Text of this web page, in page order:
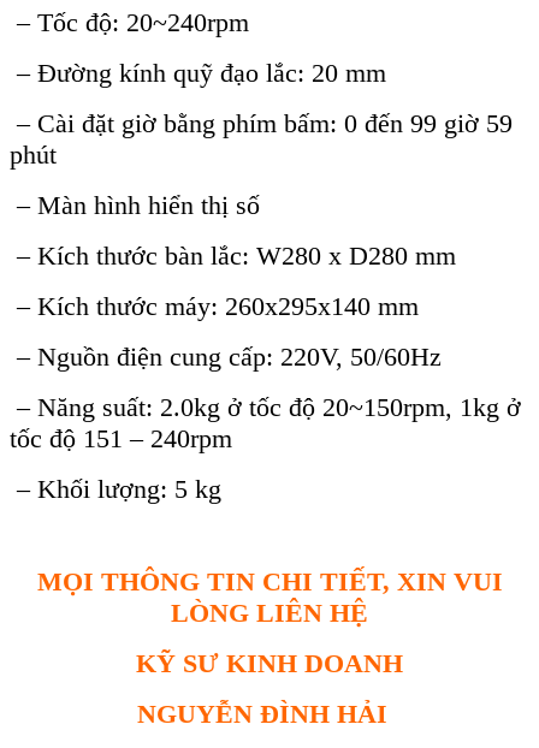
– Tốc độ: 20~240rpm
– Đường kính quỹ đạo lắc: 20 mm
– Cài đặt giờ bằng phím bấm: 0 đến 99 giờ 59
phút
– Màn hình hiển thị số
– Kích thước bàn lắc: W280 x D280 mm
– Kích thước máy: 260x295x140 mm
– Nguồn điện cung cấp: 220V, 50/60Hz
– Năng suất: 2.0kg ở tốc độ 20~150rpm, 1kg ở
tốc độ 151 – 240rpm
– Khối lượng: 5 kg
MỌI THÔNG TIN CHI TIẾT, XIN VUI
LÒNG LIÊN HỆ
KỸ SƯ KINH DOANH
NGUYỄN ĐÌNH HẢI